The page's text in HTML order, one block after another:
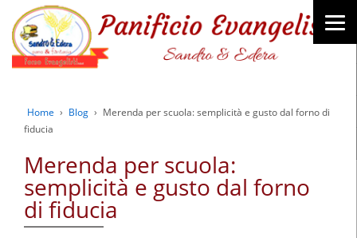
Home › Blog › Merenda per scuola: semplicità e gusto dal forno di
fiducia
Merenda per scuola:
semplicità e gusto dal forno
di fiducia